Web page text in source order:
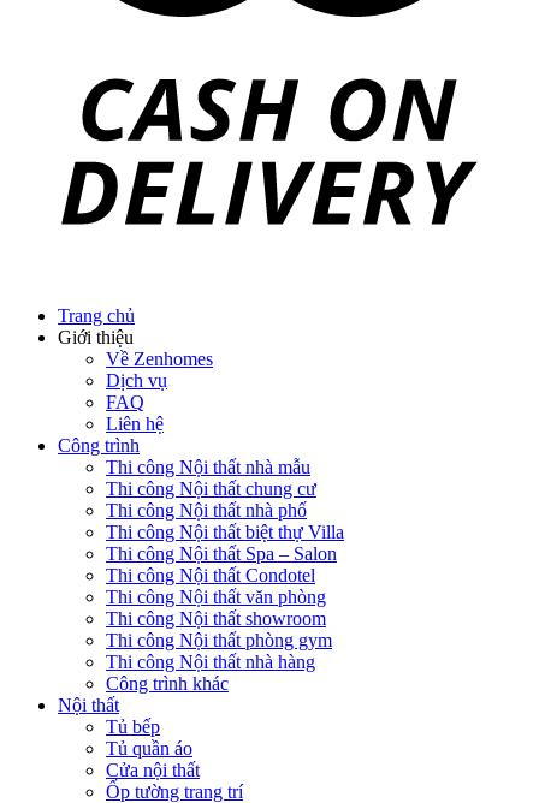
Trang chủ
Giới thiệu
Về Zenhomes
Dịch vụ
FAQ
Liên hệ
Công trình
Thi công Nội thất nhà mẫu
Thi công Nội thất chung cư
Thi công Nội thất nhà phố
Thi công Nội thất biệt thự Villa
Thi công Nội thất Spa – Salon
Thi công Nội thất Condotel
Thi công Nội thất văn phòng
Thi công Nội thất showroom
Thi công Nội thất phòng gym
Thi công Nội thất nhà hàng
Công trình khác
Nội thất
Tủ bếp
Tủ quần áo
Cửa nội thất
Ốp tường trang trí